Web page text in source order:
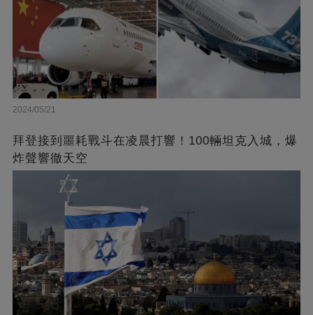
2024/05/21
拜登接到噩耗戰斗在凌晨打響！100輛坦克入城，爆
炸聲響徹天空